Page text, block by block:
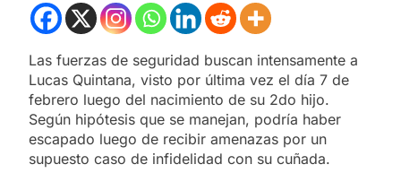
Las fuerzas de seguridad buscan intensamente a
Lucas Quintana, visto por última vez el día 7 de
febrero luego del nacimiento de su 2do hijo.
Según hipótesis que se manejan, podría haber
escapado luego de recibir amenazas por un
supuesto caso de infidelidad con su cuñada.